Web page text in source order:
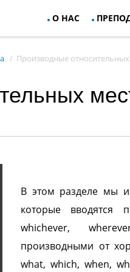
О НАС
Производные
В этом разделе мы
которые вводятся
whichever,
производными от
what, which, when,